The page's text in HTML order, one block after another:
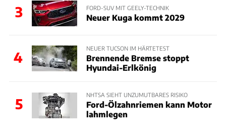
3 FORD-SUV MIT GEELY-TECHNIK
Neuer Kuga kommt 2029
4
NEUER TUCSON IM HÄRTETEST
Brennende Bremse stoppt
Hyundai-Erlkönig
5
NHTSA SIEHT UNZUMUTBARES RISIKO
Ford-Ölzahnriemen kann Motor
lahmlegen